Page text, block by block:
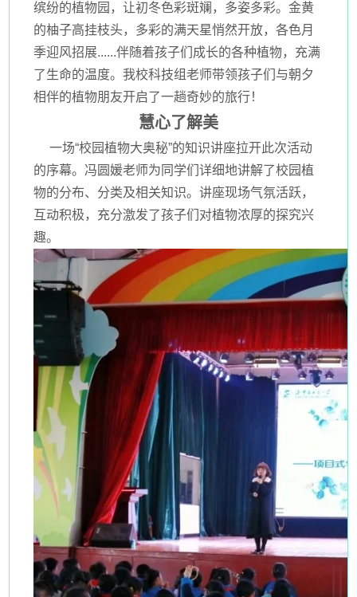
缤纷的植物园，让初冬色彩斑斓，多姿多彩。金黄
的柚子高挂枝头，多彩的满天星悄然开放，各色月
季迎风招展......伴随着孩子们成长的各种植物，充满
了生命的温度。我校科技组老师带领孩子们与朝夕
相伴的植物朋友开启了一趟奇妙的旅行！
慧心了解美
一场“校园植物大奥秘”的知识讲座拉开此次活动
的序幕。冯圆媛老师为同学们详细地讲解了校园植
物的分布、分类及相关知识。讲座现场气氛活跃，
互动积极，充分激发了孩子们对植物浓厚的探究兴
趣。